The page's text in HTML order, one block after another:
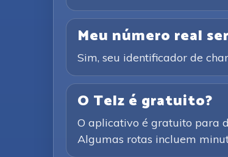
Meu número real
Sim, seu identificador de
O Telz é gratuito?
O aplicativo é gratuito para
Algumas rotas incluem